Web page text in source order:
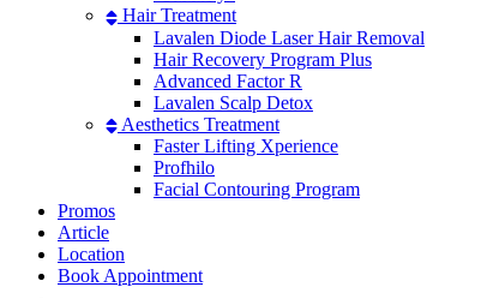
Hair Treatment
Lavalen Diode Laser Hair Removal
Hair Recovery Program Plus
Advanced Factor R
Lavalen Scalp Detox
Aesthetics Treatment
Faster Lifting Xperience
Profhilo
Facial Contouring Program
Promos
Article
Location
Book Appointment